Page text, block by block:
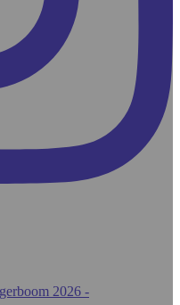
2026 -